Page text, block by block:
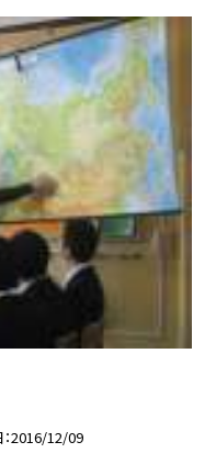
2016/12/09